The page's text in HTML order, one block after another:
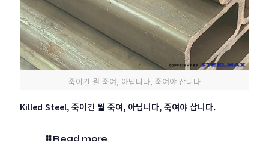
죽이긴 뭘 죽여, 아닙니다, 죽여야 삽니다
Killed Steel, 죽이긴 뭘 죽여, 아닙니다, 죽여야 삽니다.
Read more